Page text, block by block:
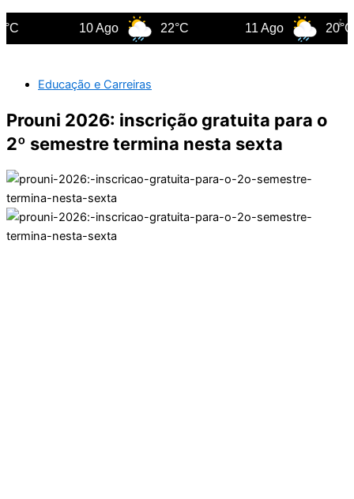
10 Ago 22°C 11 Ago 20°C
Educação e Carreiras
Prouni 2026: inscrição gratuita para o
2º semestre termina nesta sexta